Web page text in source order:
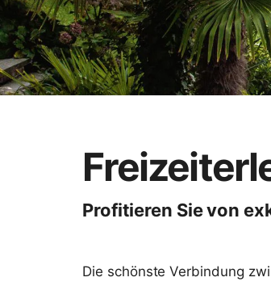
Profitieren Sie von
Die schönste Verbindung